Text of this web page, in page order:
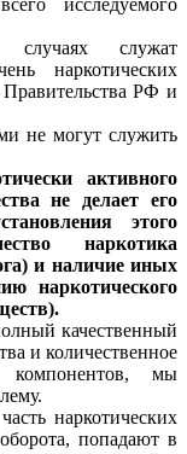
служат
наркотических
РФ и
не могут служить
активного
не делает его
этого
наркотика
и наличие иных
наркотического
качественный
и количественное
компонентов, мы
наркотических
попадают в